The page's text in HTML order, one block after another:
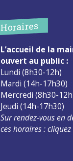
Horaires
L’accueil de la
ouvert au public :
Lundi (8h30-12h)
Mardi (14h-17h30)
Mercredi (8h30-
Jeudi (14h-17h30)
Sur rendez-vous en
ces horaires :